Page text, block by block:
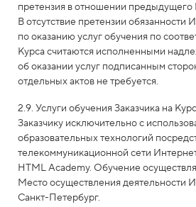
претензия в отношении предыдущего
В отсутствие претензии обязанности
по оказанию услуг обучения по
Курса считаются исполненными
об оказании услуг подписанным
отдельных актов не требуется.
2.9. Услуги обучения Заказчика на
Заказчику исключительно с
образовательных технологий
телекоммуникационной сети
HTML Academy. Обучение
Место осуществления деятельности
Санкт-Петербург.